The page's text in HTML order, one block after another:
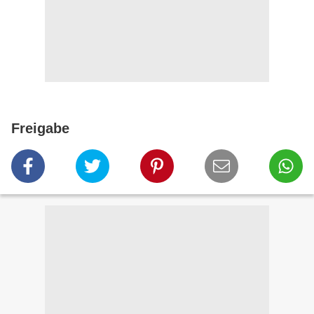
Freigabe